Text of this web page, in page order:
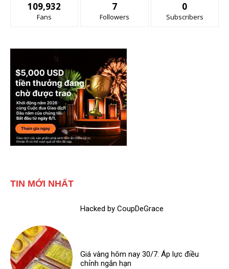
109,932
Fans
7
Followers
0
Subscribers
TIN MỚI NHẤT
Hacked by CoupDeGrace
Giá vàng hôm nay 30/7: Áp lực điều
chỉnh ngắn hạn